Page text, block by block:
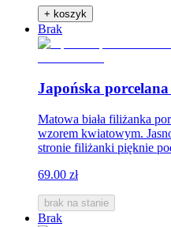
+ koszyk
Brak
Japońska
Matowa biała filiżanka
wzorem kwiatowym.
stronie filiżanki pięknie
69.00 zł
brak na stanie
Brak